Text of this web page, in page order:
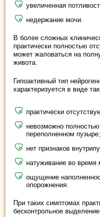
увеличенная
недержание мочи.
В более сложных
практически полностью
может жаловаться на
живота.
Гипоактивный тип
характеризуется в виде
практически
невозможно
переполненном пузыре;
нет признаков
натуживание во время
ощущение
опорожнения.
При таких симптомах
бесконтрольное